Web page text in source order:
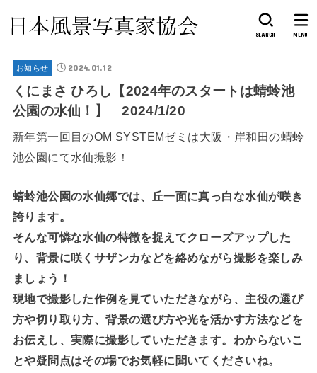
SEARCH MENU
お知らせ 2024.01.12
くにまさ ひろし【2024年のスタートは蜻蛉池
公園の水仙！】 2024/1/20
新年第一回目のOM SYSTEMゼミは大阪・岸和田の蜻蛉
池公園にて水仙撮影！
蜻蛉池公園の水仙郷では、丘一面に真っ白な水仙が咲き
誇ります。
そんな可憐な水仙の特徴を捉えてクローズアップした
り、背景に咲くサザンカなどを絡めながら撮影を楽しみ
ましょう！
現地で撮影した作例を見ていただきながら、主役の選び
方や切り取り方、背景の選び方や光を活かす方法などを
お伝えし、実際に撮影していただきます。わからないこ
とや疑問点はその場でお気軽に聞いてくださいね。